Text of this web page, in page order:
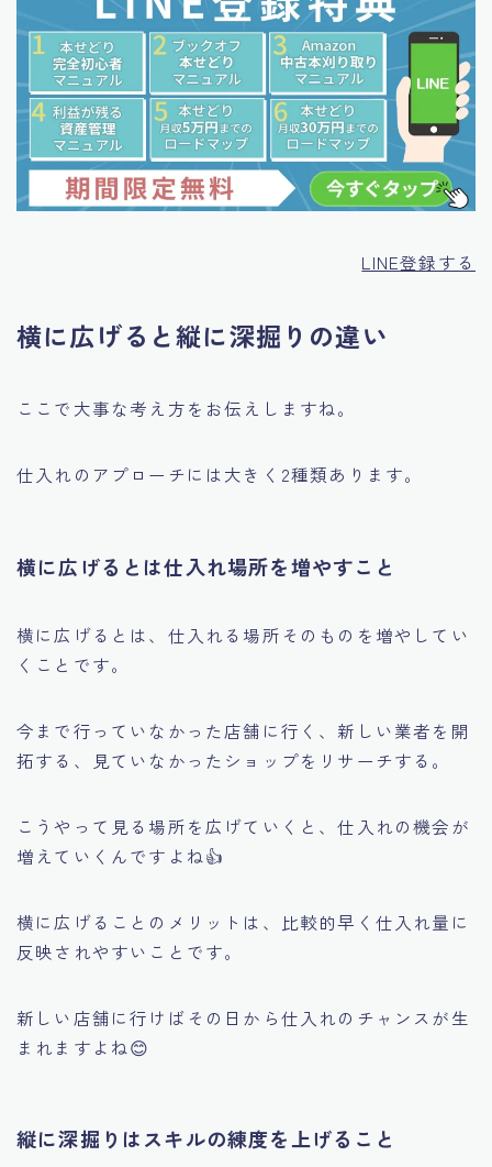
LINE登録する
横に広げると縦に深掘りの違い
ここで大事な考え方をお伝えしますね。
仕入れのアプローチには大きく2種類あります。
横に広げるとは仕入れ場所を増やすこと
横に広げるとは、仕入れる場所そのものを増やしてい
くことです。
今まで行っていなかった店舗に行く、新しい業者を開
拓する、見ていなかったショップをリサーチする。
こうやって見る場所を広げていくと、仕入れの機会が
増えていくんですよね👍
横に広げることのメリットは、比較的早く仕入れ量に
反映されやすいことです。
新しい店舗に行けばその日から仕入れのチャンスが生
まれますよね😊
縦に深掘りはスキルの練度を上げること